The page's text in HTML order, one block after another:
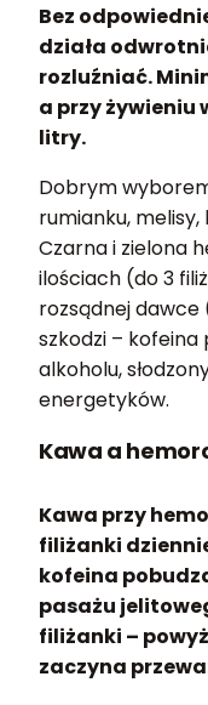
Bez
działa
rozluźniać.
a przy żywieniu
litry.
Dobrym
rumianku, melisy,
Czarna i zielona
ilościach (do 3
rozsądnej dawce
szkodzi – kofeina
alkoholu,
energetyków.
Kawa a
Kawa przy
filiżanki
kofeina
pasażu
filiżanki –
zaczyna